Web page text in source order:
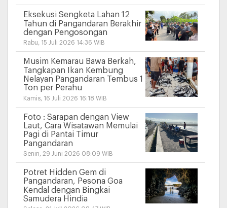
Eksekusi Sengketa Lahan 12
Tahun di Pangandaran Berakhir
dengan Pengosongan
Rabu, 15 Juli 2026 14:36 WIB
Musim Kemarau Bawa Berkah,
Tangkapan Ikan Kembung
Nelayan Pangandaran Tembus 1
Ton per Perahu
Kamis, 16 Juli 2026 16:18 WIB
Foto : Sarapan dengan View
Laut, Cara Wisatawan Memulai
Pagi di Pantai Timur
Pangandaran
Senin, 29 Juni 2026 08:09 WIB
Potret Hidden Gem di
Pangandaran, Pesona Goa
Kendal dengan Bingkai
Samudera Hindia